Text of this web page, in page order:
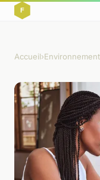
Accueil›Environnement